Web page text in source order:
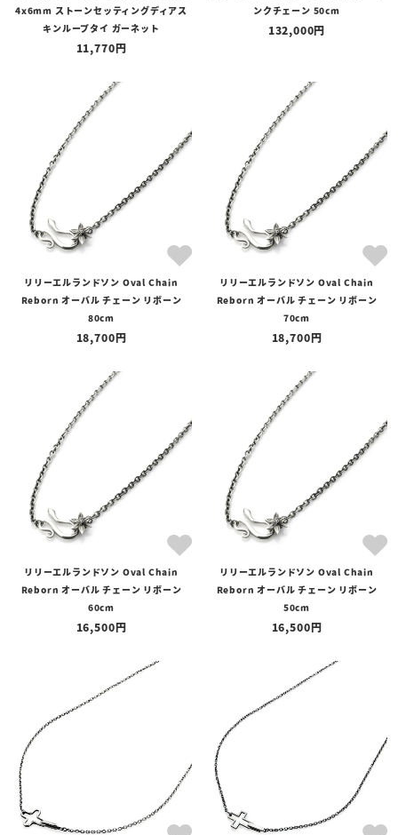
4x6mm ストーンセッティングディアス
キンループタイ ガーネット
11,770
ンクチェーン 50cm
132,000
リリーエルランドソン Oval Chain
Reborn オーバル チェーン リボーン
80cm
18,700
リリーエルランドソン Oval Chain
Reborn オーバル チェーン リボーン
70cm
18,700
リリーエルランドソン Oval Chain
Reborn オーバル チェーン リボーン
60cm
16,500
リリーエルランドソン Oval Chain
Reborn オーバル チェーン リボーン
50cm
16,500